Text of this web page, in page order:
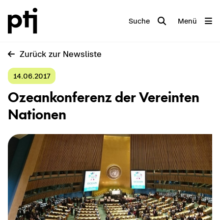
Suche Menü
Zu­rück zur News­lis­te
14.06.2017
Oze­an­kon­fe­renz der Ver­ein­ten
Na­tio­nen